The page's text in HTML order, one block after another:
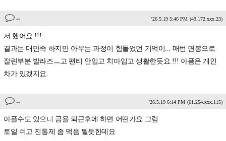
.. '26.5.19 5:46 PM (49.172.xxx.23)
저 했어요.!!!
결과는 대만족 하지만 아무는 과정이 힘들었던 기억이... 매번 면봉으로
잘린부분 발라즈ㅡ고 팬티 안입고 치마입고 생활한듯요.!!! 아픔은 개인
차가 있겠지요.
.. '26.5.19 6:14 PM (61.254.xxx.115)
아플수도 있으니 금욜 퇴근후에 하면 어떤가요 그럼
토일 쉬고 진통제 좀 먹음 될듯한데요